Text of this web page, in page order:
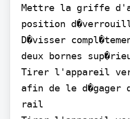
Mettre la griffe
position
D�visser
deux bornes
Tirer l'appareil
afin de le d�gager
rail